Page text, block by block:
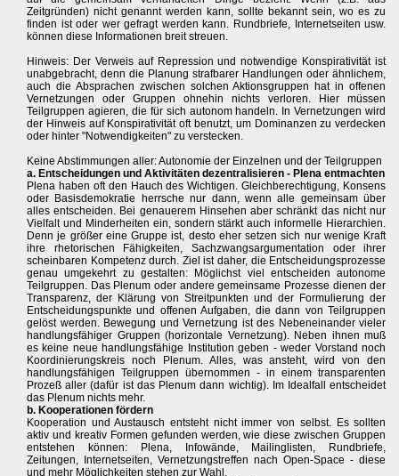
Zeitgründen) nicht genannt werden kann, sollte bekannt sein, wo es zu
finden ist oder wer gefragt werden kann. Rundbriefe, Internetseiten usw.
können diese Informationen breit streuen.
Hinweis: Der Verweis auf Repression und notwendige Konspirativität ist
unabgebracht, denn die Planung strafbarer Handlungen oder ähnlichem,
auch die Absprachen zwischen solchen Aktionsgruppen hat in offenen
Vernetzungen oder Gruppen ohnehin nichts verloren. Hier müssen
Teilgruppen agieren, die für sich autonom handeln. In Vernetzungen wird
der Hinweis auf Konspirativität oft benutzt, um Dominanzen zu verdecken
oder hinter "Notwendigkeiten" zu verstecken.
Keine Abstimmungen aller: Autonomie der Einzelnen und der Teilgruppen
a. Entscheidungen und Aktivitäten dezentralisieren - Plena entmachten
Plena haben oft den Hauch des Wichtigen. Gleichberechtigung, Konsens
oder Basisdemokratie herrsche nur dann, wenn alle gemeinsam über
alles entscheiden. Bei genauerem Hinsehen aber schränkt das nicht nur
Vielfalt und Minderheiten ein, sondern stärkt auch informelle Hierarchien.
Denn je größer eine Gruppe ist, desto eher setzen sich nur wenige Kraft
ihre rhetorischen Fähigkeiten, Sachzwangsargumentation oder ihrer
scheinbaren Kompetenz durch. Ziel ist daher, die Entscheidungsprozesse
genau umgekehrt zu gestalten: Möglichst viel entscheiden autonome
Teilgruppen. Das Plenum oder andere gemeinsame Prozesse dienen der
Transparenz, der Klärung von Streitpunkten und der Formulierung der
Entscheidungspunkte und offenen Aufgaben, die dann von Teilgruppen
gelöst werden. Bewegung und Vernetzung ist des Nebeneinander vieler
handlungsfähiger Gruppen (horizontale Vernetzung). Neben ihnen muß
es keine neue handlungsfähige Institution geben - weder Vorstand noch
Koordinierungskreis noch Plenum. Alles, was ansteht, wird von den
handlungsfähigen Teilgruppen übernommen - in einem transparenten
Prozeß aller (dafür ist das Plenum dann wichtig). Im Idealfall entscheidet
das Plenum nichts mehr.
b. Kooperationen fördern
Kooperation und Austausch entsteht nicht immer von selbst. Es sollten
aktiv und kreativ Formen gefunden werden, wie diese zwischen Gruppen
entstehen können: Plena, Infowände, Mailinglisten, Rundbriefe,
Zeitungen, Internetseiten, Vernetzungstreffen nach Open-Space - diese
und mehr Möglichkeiten stehen zur Wahl.